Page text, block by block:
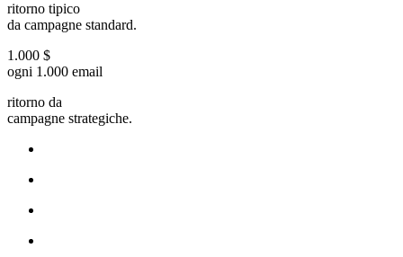
ritorno tipico
da campagne standard.
1.000 $
ogni 1.000 email
ritorno da
campagne strategiche.